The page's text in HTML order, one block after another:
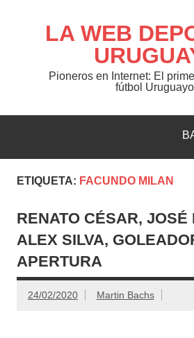
contenidoLA WEB
Pioneros en Internet: El
fútbol
ETIQUETA: FACUNDO MILAN
RENATO CÉSAR, JOSÉ
ALEX SILVA,
APERTURA
24/02/2020 Martin Bachs